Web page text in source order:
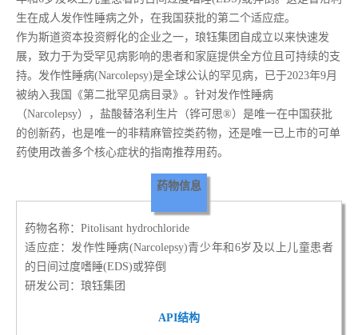
生在成人发作性睡病之外，在我国获批的第二个适应症。
作为斯道资本投资孵化的企业之一，琅钰集团自成立以来快速发
展，致力于为受罕见病影响的患者和家庭提供全方位且可持续的支
持。发作性睡病(Narcolepsy)是全球公认的罕见病，已于2023年9月
被纳入我国《第二批罕见病目录》。针对发作性睡病
（Narcolepsy），盐酸替洛利生片（铧可思®）是唯一在中国获批
的创新药，也是唯一的非精麻管控类药物，还是唯一已上市的可单
药使用改善多个核心症状的指南推荐用药。
药物信息
药物名称：Pitolisant hydrochloride
适应症：发作性睡病(Narcolepsy)青少年和6岁及以上儿童患者
的日间过度嗜睡(EDS)或猝倒
研发公司：琅钰集团
API结构